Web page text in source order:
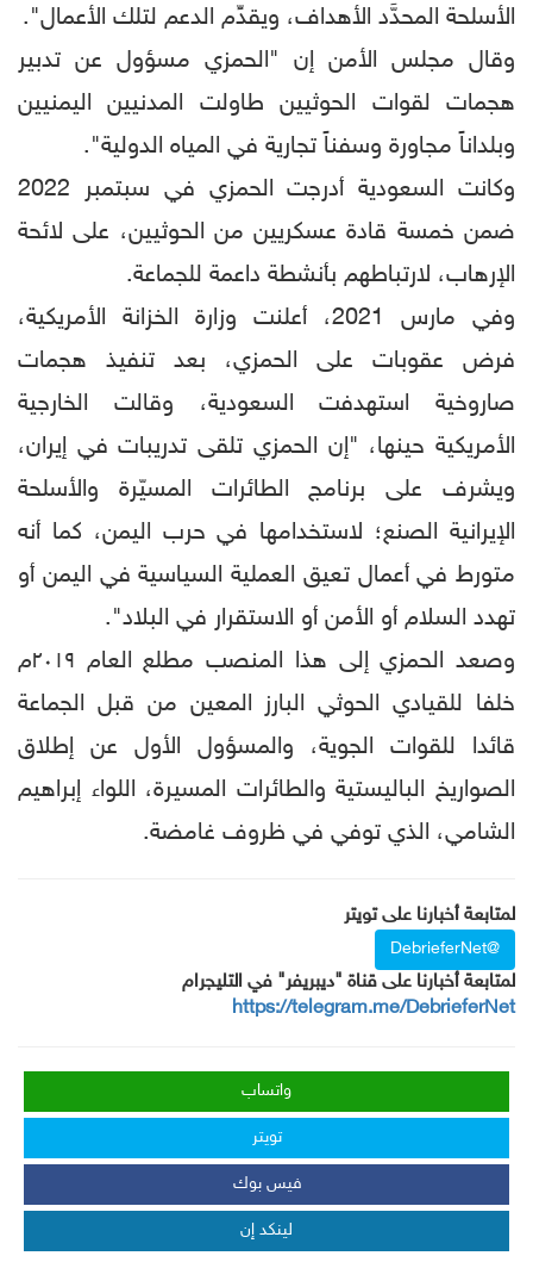
الأسلحة المحدَّد الأهداف، ويقدِّم الدعم لتلك الأعمال".
وقال مجلس الأمن إن "الحمزي مسؤول عن تدبير
هجمات لقوات الحوثيين طاولت المدنيين اليمنيين
وبلداناً مجاورة وسفناً تجارية في المياه الدولية".
وكانت السعودية أدرجت الحمزي في سبتمبر 2022
ضمن خمسة قادة عسكريين من الحوثيين، على لائحة
الإرهاب، لارتباطهم بأنشطة داعمة للجماعة.
وفي مارس 2021، أعلنت وزارة الخزانة الأمريكية،
فرض عقوبات على الحمزي، بعد تنفيذ هجمات
صاروخية استهدفت السعودية، وقالت الخارجية
الأمريكية حينها، "إن الحمزي تلقى تدريبات في إيران،
ويشرف على برنامج الطائرات المسيّرة والأسلحة
الإيرانية الصنع؛ لاستخدامها في حرب اليمن، كما أنه
متورط في أعمال تعيق العملية السياسية في اليمن أو
تهدد السلام أو الأمن أو الاستقرار في البلاد".
وصعد الحمزي إلى هذا المنصب مطلع العام ٢٠١٩م
خلفا للقيادي الحوثي البارز المعين من قبل الجماعة
قائدا للقوات الجوية، والمسؤول الأول عن إطلاق
الصواريخ الباليستية والطائرات المسيرة، اللواء إبراهيم
الشامي، الذي توفي في ظروف غامضة.
لمتابعة أخبارنا على تويتر
@DebrieferNet
لمتابعة أخبارنا على قناة "ديبريفر" في التليجرام
https://telegram.me/DebrieferNet
واتساب
تويتر
فيس بوك
لينكد إن